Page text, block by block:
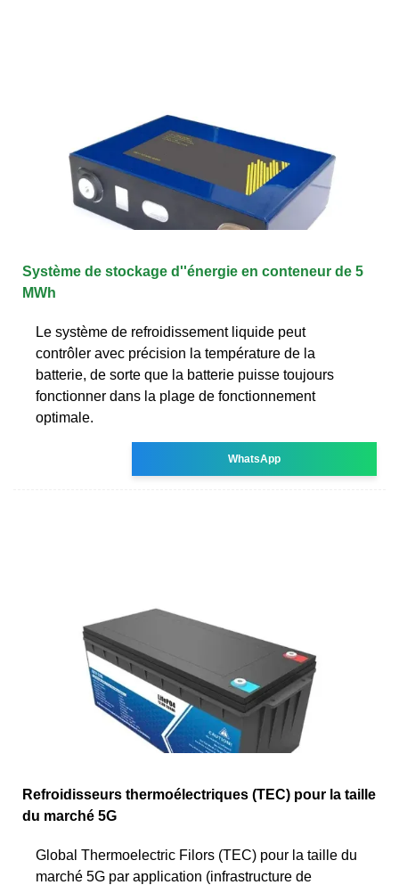
Système de stockage d''énergie en conteneur de 5
MWh
Le système de refroidissement liquide peut
contrôler avec précision la température de la
batterie, de sorte que la batterie puisse toujours
fonctionner dans la plage de fonctionnement
optimale.
WhatsApp
Refroidisseurs thermoélectriques (TEC) pour la taille
du marché 5G
Global Thermoelectric Filors (TEC) pour la taille du
marché 5G par application (infrastructure de